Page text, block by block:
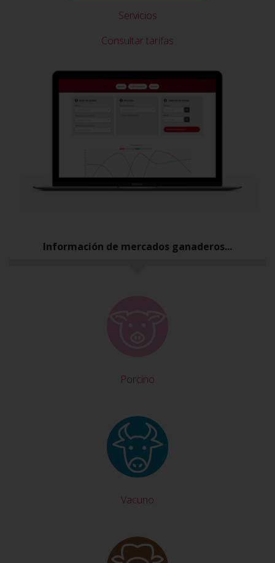
Servicios
Consultar tarifas
Información de mercados ganaderos...
Porcino
Vacuno